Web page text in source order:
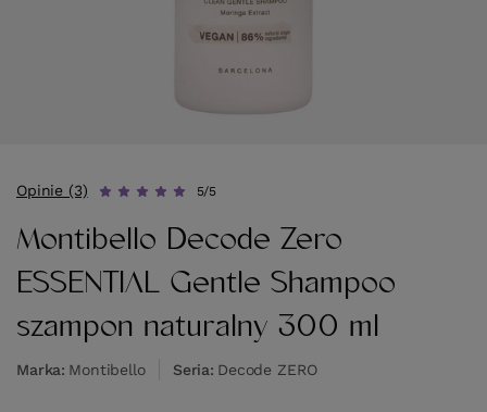
Opinie (3) 5/5
Montibello Decode Zero
ESSENTIAL Gentle Shampoo
szampon naturalny 300 ml
Marka Montibello Seria Decode ZERO